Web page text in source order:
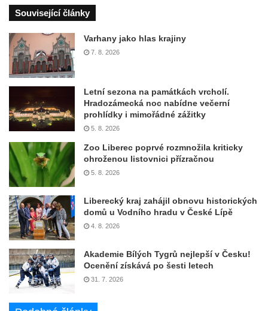
Související články
Varhany jako hlas krajiny
7. 8. 2026
Letní sezona na památkách vrcholí.
Hradozámecká noc nabídne večerní
prohlídky i mimořádné zážitky
5. 8. 2026
Zoo Liberec poprvé rozmnožila kriticky
ohroženou listovnici přízračnou
5. 8. 2026
Liberecký kraj zahájil obnovu historických
domů u Vodního hradu v České Lípě
4. 8. 2026
Akademie Bílých Tygrů nejlepší v Česku!
Ocenění získává po šesti letech
31. 7. 2026